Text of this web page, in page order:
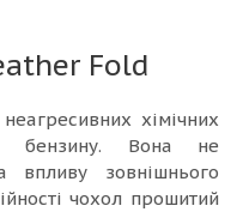
Fold
хімічних
бензину. Вона не
впливу зовнішнього
чохол прошитий